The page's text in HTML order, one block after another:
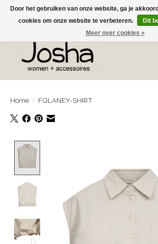
GRATIS OPHALEN IN DE WINKEL EN GRATIS
Home / FQLANEY-SHIRT
Door het gebruiken van onze website, ga je
cookies om onze website te verbeteren.
Dit
Meer over cookies »